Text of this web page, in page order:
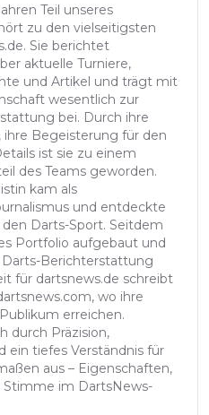
Teil unseres
zu den vielseitigsten
Sie berichtet
aktuelle Turniere,
und Artikel und trägt mit
wesentlich zur
bei. Durch ihre
ihre Begeisterung für den
ist sie zu einem
des Teams geworden.
kam als
und entdeckte
Darts-Sport. Seitdem
Portfolio aufgebaut und
Darts-Berichterstattung
für dartsnews.de schreibt
wo ihre
erreichen.
durch Präzision,
ein tiefes Verständnis für
aus – Eigenschaften,
Stimme im DartsNews-